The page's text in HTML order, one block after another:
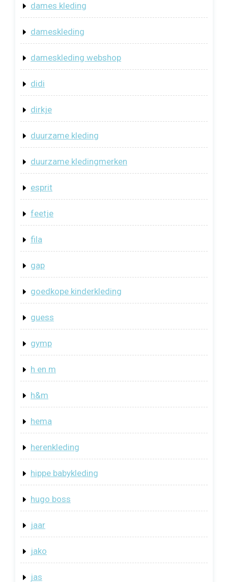
dames kleding
dameskleding
dameskleding webshop
didi
dirkje
duurzame kleding
duurzame kledingmerken
esprit
feetje
fila
gap
goedkope kinderkleding
guess
gymp
h en m
h&m
hema
herenkleding
hippe babykleding
hugo boss
jaar
jako
jas